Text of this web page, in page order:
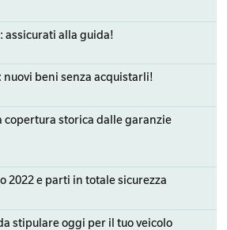
alla guida!
nuovi beni senza acquistarli!
copertura storica dalle garanzie
2022 e parti in totale sicurezza
stipulare oggi per il tuo veicolo